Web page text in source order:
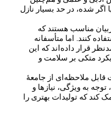
اگر شده، در حد بسیار نازل
مناسب هستند که
کنند. اما متأسفانه
قرار داده اند که این
متکی بر سلامت و
قابل ملاحظه ای از جامعۀ
توجه به ویژگی، نیازها و
کند که تولیدات بهتری را